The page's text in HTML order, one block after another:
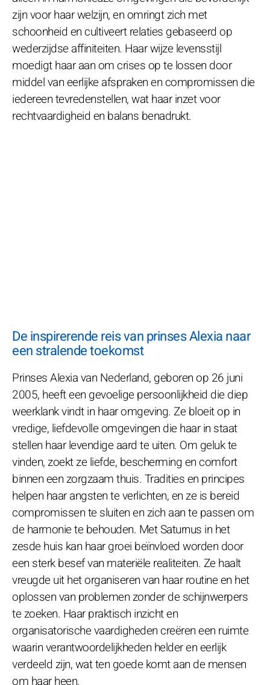
zijn voor haar welzijn, en omringt zich met
schoonheid en cultiveert relaties gebaseerd op
wederzijdse affiniteiten. Haar wijze levensstijl
moedigt haar aan om crises op te lossen door
middel van eerlijke afspraken en compromissen die
iedereen tevredenstellen, wat haar inzet voor
rechtvaardigheid en balans benadrukt.
De inspirerende reis van prinses Alexia naar
een stralende toekomst
Prinses Alexia van Nederland, geboren op 26 juni
2005, heeft een gevoelige persoonlijkheid die diep
weerklank vindt in haar omgeving. Ze bloeit op in
vredige, liefdevolle omgevingen die haar in staat
stellen haar levendige aard te uiten. Om geluk te
vinden, zoekt ze liefde, bescherming en comfort
binnen een zorgzaam thuis. Tradities en principes
helpen haar angsten te verlichten, en ze is bereid
compromissen te sluiten en zich aan te passen om
de harmonie te behouden. Met Saturnus in het
zesde huis kan haar groei beïnvloed worden door
een sterk besef van materiële realiteiten. Ze haalt
vreugde uit het organiseren van haar routine en het
oplossen van problemen zonder de schijnwerpers
te zoeken. Haar praktisch inzicht en
organisatorische vaardigheden creëren een ruimte
waarin verantwoordelijkheden helder en eerlijk
verdeeld zijn, wat ten goede komt aan de mensen
om haar heen.